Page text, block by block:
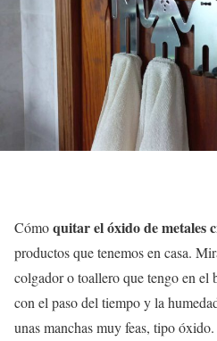
Cómoquitar el óxido de metales
productos que tenemos en casa.
colgador o toallero que tengo en el
con el paso del tiempo y la
unas manchas muy feas, tipo